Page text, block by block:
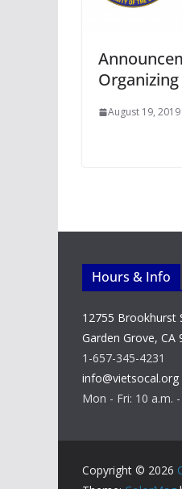
August 19, 2019
Hours & Info
12755 Brookhurst
Garden Grove, CA
1-657-345-4231
info@vietsocal.org
Mon - Fri: 10 a.m.
Copyright © 2026